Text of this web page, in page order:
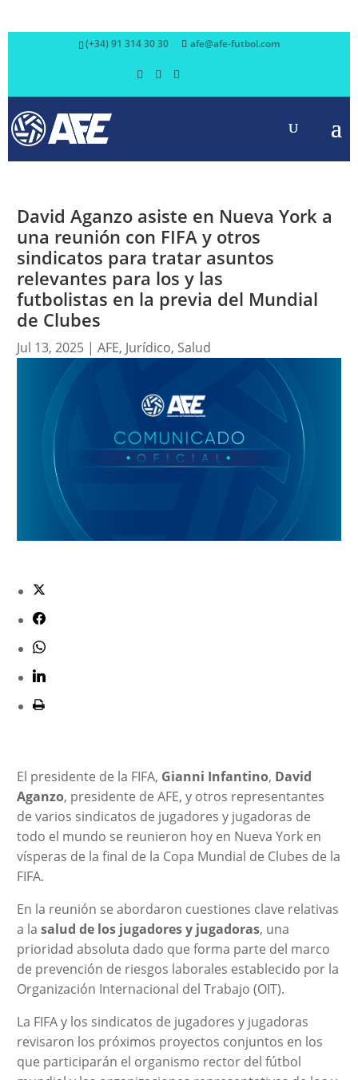
(+34) 91 314 30 30 afe@afe-futbol.com
David Aganzo asiste en Nueva York a
una reunión con FIFA y otros
sindicatos para tratar asuntos
relevantes para los y las
futbolistas en la previa del Mundial
de Clubes
Jul 13, 2025| AFE, Jurídico, Salud
El presidente de la FIFA, Gianni Infantino, David
Aganzo, presidente de AFE, y otros representantes
de varios sindicatos de jugadores y jugadoras de
todo el mundo se reunieron hoy en Nueva York en
vísperas de la final de la Copa Mundial de Clubes de la
FIFA.
En la reunión se abordaron cuestiones clave relativas
a la salud de los jugadores y jugadoras, una
prioridad absoluta dado que forma parte del marco
de prevención de riesgos laborales establecido por la
Organización Internacional del Trabajo (OIT).
La FIFA y los sindicatos de jugadores y jugadoras
revisaron los próximos proyectos conjuntos en los
que participarán el organismo rector del fútbol